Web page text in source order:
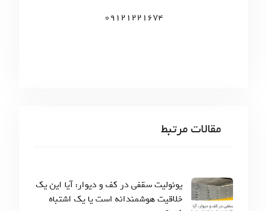
09121221674
مقالات مرتبط
یونولیت سقفی در کف و دیوار: آیا این یک
خلاقیت هوشمندانه است یا یک اشتباه